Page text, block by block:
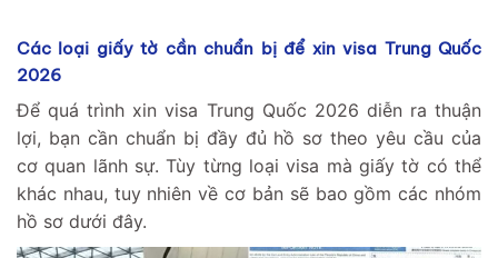
Các loại giấy tờ cần chuẩn bị để xin visa Trung Quốc
2026
Để quá trình xin visa Trung Quốc 2026 diễn ra thuận
lợi, bạn cần chuẩn bị đầy đủ hồ sơ theo yêu cầu của
cơ quan lãnh sự. Tùy từng loại visa mà giấy tờ có thể
khác nhau, tuy nhiên về cơ bản sẽ bao gồm các nhóm
hồ sơ dưới đây.